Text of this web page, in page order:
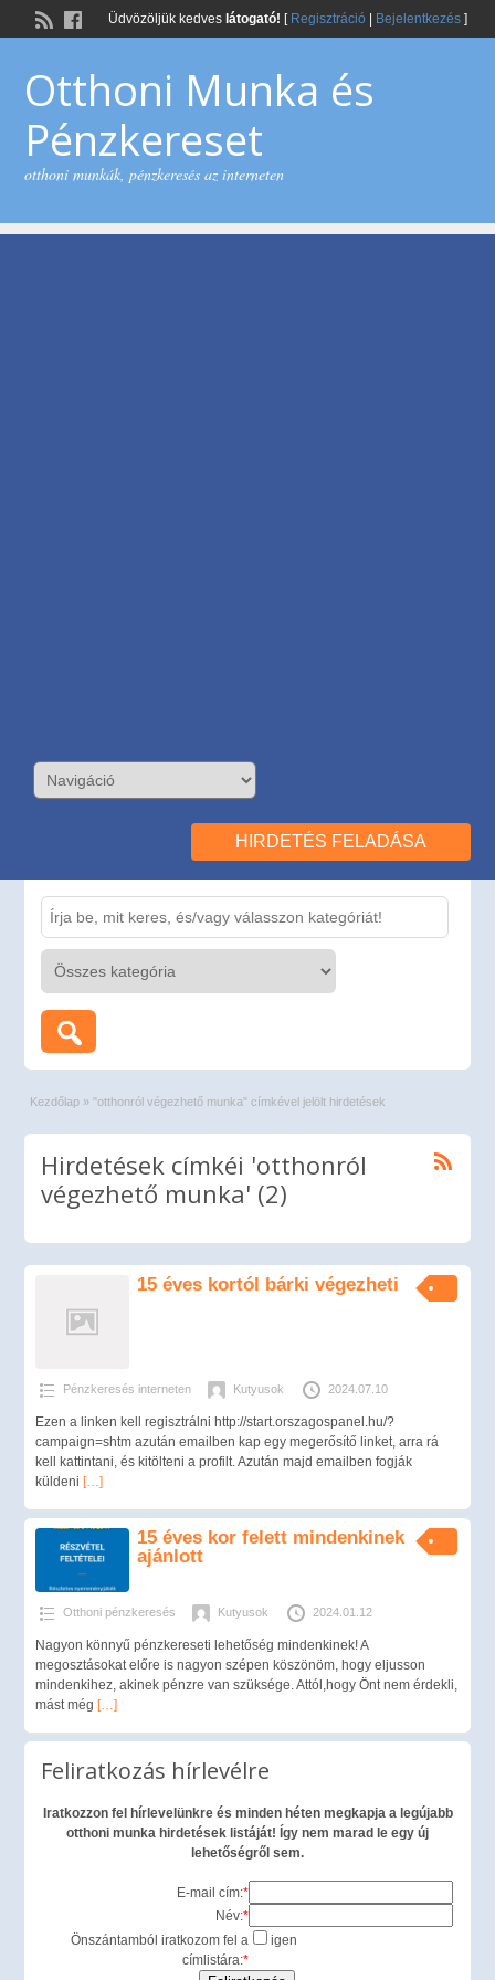
Üdvözöljük kedves látogató! [ Regisztráció Bejelentkezés]
Otthoni Munka és
Pénzkereset
otthoni munkák, pénzkeresés az interneten
HIRDETÉS FELADÁSA
Kezdőlap » "otthonról végezhető munka" címkével jelölt hirdetések
Hirdetések címkéi 'otthonról
végezhető munka' (2)
15 éves kortól bárki végezheti
Pénzkeresés interneten Kutyusok 2024.07.10
Ezen a linken kell regisztrálni http://start.orszagospanel.hu/?
campaign=shtm azután emailben kap egy megerősítő linket, arra rá
kell kattintani, és kitölteni a profilt. Azután majd emailben fogják
küldeni […]
15 éves kor felett mindenkinek
ajánlott
Otthoni pénzkeresés Kutyusok 2024.01.12
Nagyon könnyű pénzkereseti lehetőség mindenkinek! A
megosztásokat előre is nagyon szépen köszönöm, hogy eljusson
mindenkihez, akinek pénzre van szüksége. Attól,hogy Önt nem érdekli,
mást még […]
Feliratkozás hírlevélre
Iratkozzon fel hírlevelünkre és minden héten megkapja a legújabb
otthoni munka hirdetések listáját! Így nem marad le egy új
lehetőségről sem.
E-mail cím:*
Név:*
Önszántamból iratkozom fel a
címlistára:*
igen